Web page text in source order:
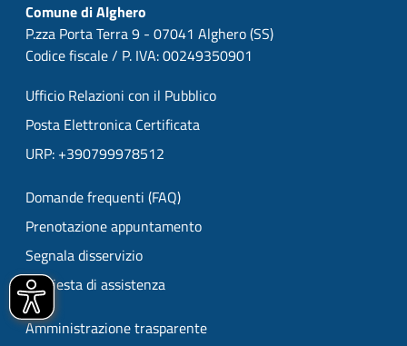
Comune di Alghero
P.zza Porta Terra 9 - 07041 Alghero (SS)
Codice fiscale / P. IVA: 00249350901
Ufficio Relazioni con il Pubblico
Posta Elettronica Certificata
URP: +390799978512
Domande frequenti (FAQ)
Prenotazione appuntamento
Segnala disservizio
Richiesta di assistenza
Amministrazione trasparente